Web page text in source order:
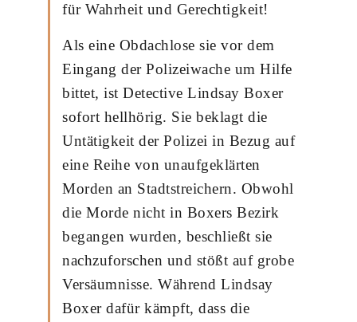
für Wahrheit und Gerechtigkeit!
Als eine Obdachlose sie vor dem
Eingang der Polizeiwache um Hilfe
bittet, ist Detective Lindsay Boxer
sofort hellhörig. Sie beklagt die
Untätigkeit der Polizei in Bezug auf
eine Reihe von unaufgeklärten
Morden an Stadtstreichern. Obwohl
die Morde nicht in Boxers Bezirk
begangen wurden, beschließt sie
nachzuforschen und stößt auf grobe
Versäumnisse. Während Lindsay
Boxer dafür kämpft, dass die